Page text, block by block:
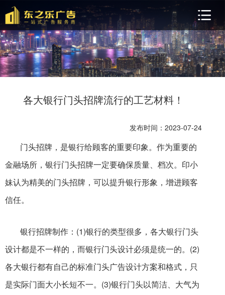
各大银行门头招牌流行的工艺材料！
发布时间：2023-07-24
门头招牌，是银行给顾客的重要印象。作为重要的
金融场所，银行门头招牌一定要确保质量、档次。印小
妹认为精美的门头招牌，可以提升银行形象，增进顾客
信任。
银行招牌制作 ： (1)银行的类型很多，各大银行门头
设计都是不一样的，而银行门头设计必须是统一的。(2)
各大银行都有自己的标准门头广告设计方案和格式，只
是实际门面大小长短不一。(3)银行门头以简洁、大气为